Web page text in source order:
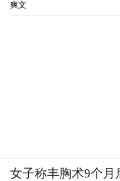
爽文
女子称丰胸术9个月